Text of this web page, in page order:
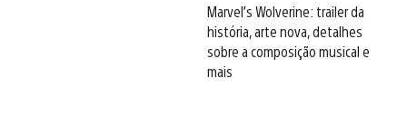
Marvel’s Wolverine: trailer da
história, arte nova, detalhes
sobre a composição musical e
mais